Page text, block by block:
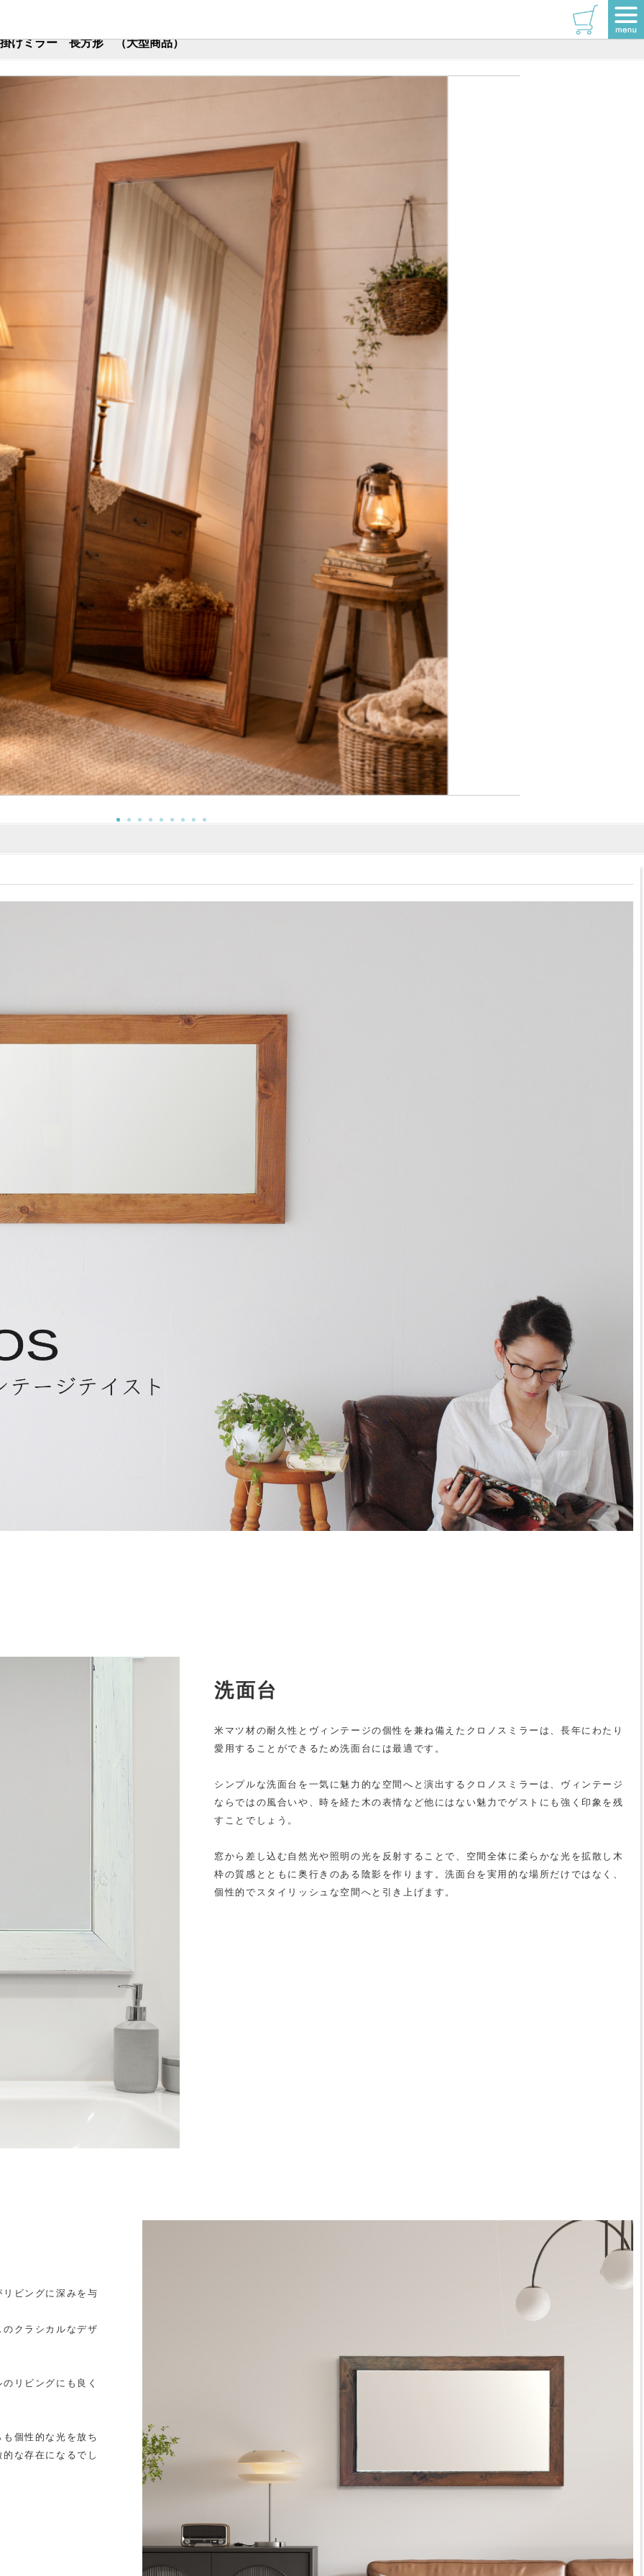
けミラー 長方形 （大型商品）
洗面台
米マツ材の耐久性とヴィンテージの個性を兼ね備えたクロノスミラーは、長年にわたり
愛用することができるため洗面台には最適です。
シンプルな洗面台を一気に魅力的な空間へと演出するクロノスミラーは、ヴィンテージ
ならではの風合いや、時を経た木の表情など他にはない魅力でゲストにも強く印象を残
すことでしょう。
窓から差し込む自然光や照明の光を反射することで、空間全体に柔らかな光を拡散し木
枠の質感とともに奥行きのある陰影を作ります。洗面台を実用的な場所だけではなく、
個性的でスタイリッシュな空間へと引き上げます。
ビングに深みを与
クラシカルなデザ
リビングにも良く
個性的な光を放ち
な存在になるでし